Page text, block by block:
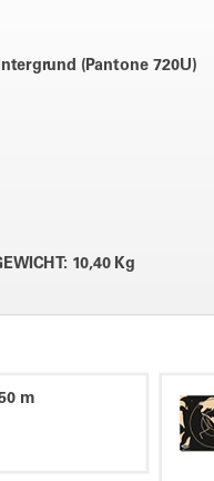
(Pantone 720U)
10,40 Kg
m